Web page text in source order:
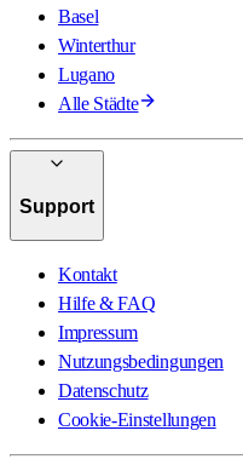
Basel
Winterthur
Lugano
Alle Städte
Support
Kontakt
Hilfe & FAQ
Impressum
Nutzungsbedingungen
Datenschutz
Cookie-Einstellungen